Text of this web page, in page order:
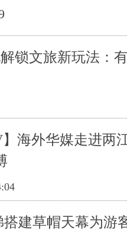
锁文旅新玩法：
】海外华媒走进两
建草帽天幕为游